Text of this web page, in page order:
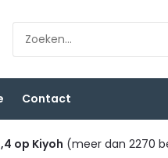
Contact
op Kiyoh (meer dan 2270